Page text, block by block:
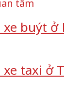
tâm
xe buýt
taxi ở